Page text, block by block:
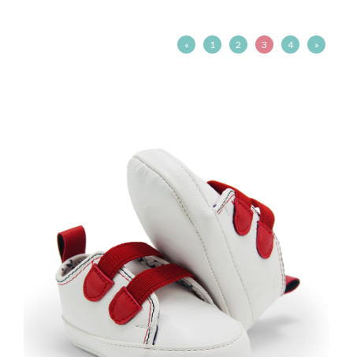
« 1 2 3 4 »
Talla:
Cantidad: